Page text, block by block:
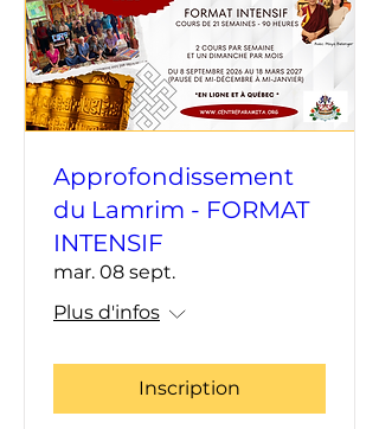
Approfondissement
du Lamrim - FORMAT
INTENSIF
mar. 08 sept.
Plus d'infos
Inscription